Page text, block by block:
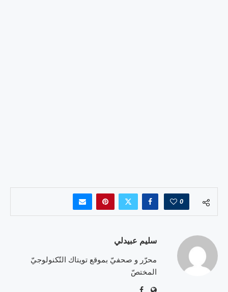
0
سليم عبيدلي
محرّر و صحفيّ بموقع تويتاك التّكنولوجيّ
المختصّ